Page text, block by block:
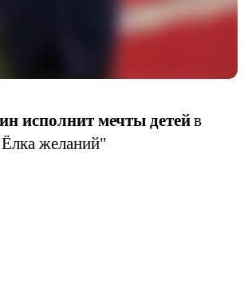
исполнит мечты детейв
желаний"